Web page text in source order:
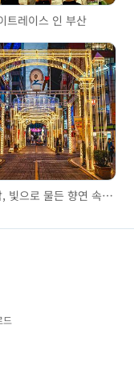
트레이스 인 부산
서면의 밤, 빛으로 물든 향연 속으로! ‘서면 빛 축제’
드